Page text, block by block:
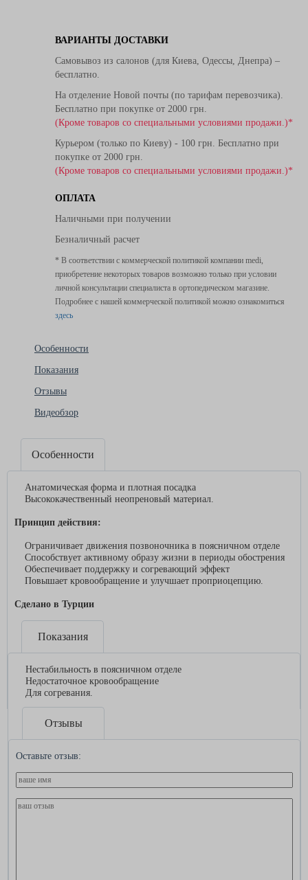
ВАРИАНТЫ ДОСТАВКИ
Самовывоз из салонов (для Киева, Одессы, Днепра) –
бесплатно.
На отделение Новой почты (по тарифам перевозчика).
Бесплатно при покупке от 2000 грн.
(Кроме товаров со специальными условиями продажи.)*
Курьером (только по Киеву) - 100 грн. Бесплатно при
покупке от 2000 грн.
(Кроме товаров со специальными условиями продажи.)*
ОПЛАТА
Наличными при получении
Безналичный расчет
* В соответствии с коммерческой политикой компании medi,
приобретение некоторых товаров возможно только при условии
личной консультации специалиста в ортопедическом магазине.
Подробнее с нашей коммерческой политикой можно ознакомиться
здесь
Особенности
Показания
Отзывы
Видеобзор
Особенности
Анатомическая форма и плотная посадка
Высококачественный неопреновый материал.
Принцип действия:
Ограничивает движения позвоночника в поясничном отделе
Способствует активному образу жизни в периоды обострения
Обеспечивает поддержку и согревающий эффект
Повышает кровообращение и улучшает проприоцепцию.
Сделано в Турции
Показания
Нестабильность в поясничном отделе
Недостаточное кровообращение
Для согревания.
Отзывы
Оставьте отзыв: